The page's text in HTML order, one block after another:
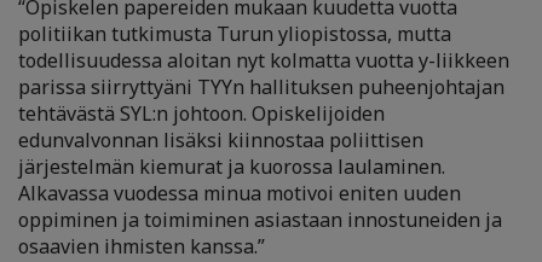
“Opiskelen papereiden mukaan kuudetta vuotta
politiikan tutkimusta Turun yliopistossa, mutta
todellisuudessa aloitan nyt kolmatta vuotta y-liikkeen
parissa siirryttyäni TYYn hallituksen puheenjohtajan
tehtävästä SYL:n johtoon. Opiskelijoiden
edunvalvonnan lisäksi kiinnostaa poliittisen
järjestelmän kiemurat ja kuorossa laulaminen.
Alkavassa vuodessa minua motivoi eniten uuden
oppiminen ja toimiminen asiastaan innostuneiden ja
osaavien ihmisten kanssa.”